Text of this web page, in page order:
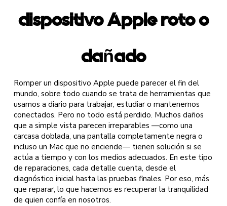
dispositivo Apple roto o
dañado
Romper un dispositivo Apple puede parecer el fin del
mundo, sobre todo cuando se trata de herramientas que
usamos a diario para trabajar, estudiar o mantenernos
conectados. Pero no todo está perdido. Muchos daños
que a simple vista parecen irreparables —como una
carcasa doblada, una pantalla completamente negra o
incluso un Mac que no enciende— tienen solución si se
actúa a tiempo y con los medios adecuados. En este tipo
de reparaciones, cada detalle cuenta, desde el
diagnóstico inicial hasta las pruebas finales. Por eso, más
que reparar, lo que hacemos es recuperar la tranquilidad
de quien confía en nosotros.